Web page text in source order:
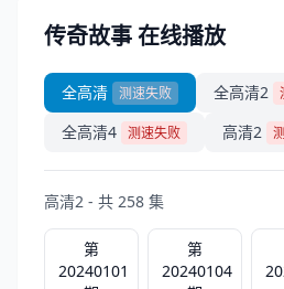
传奇故事 在线播放
全高清 测速失败 全高清2
全高清4 测速失败 高清2
高清2 - 共 258 集
第
20240101
第
20240104